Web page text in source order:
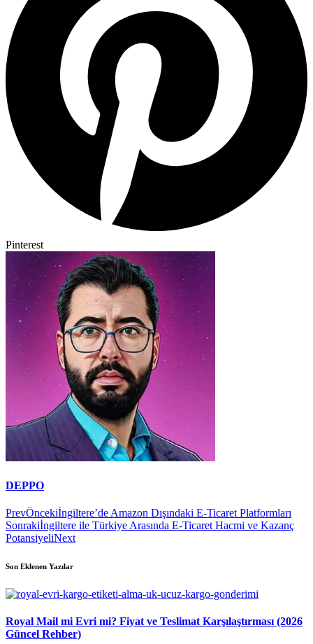
Pinterest
DEPPO
PrevÖncekiİngiltere’de Amazon Dışındaki E-Ticaret Platformları
Sonrakiİngiltere ile Türkiye Arasında E-Ticaret Hacmi ve Kazanç
PotansiyeliNext
Son Eklenen Yazılar
Royal Mail mi Evri mi? Fiyat ve Teslimat Karşılaştırması (2026
Güncel Rehber)